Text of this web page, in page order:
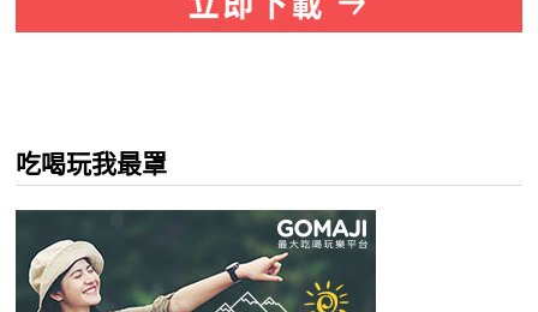
吃喝玩我最罩